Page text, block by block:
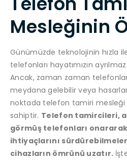
Mesleğinin
Günümüzde teknolojinin hızla
telefonları hayatımızın
Ancak, zaman zaman
meydana gelebilir veya
noktada telefon tamiri mesleği
sahiptir. Telefon tamircileri,
görmüş telefonları
ihtiyaçlarını
cihazların ömrünü uzatır.